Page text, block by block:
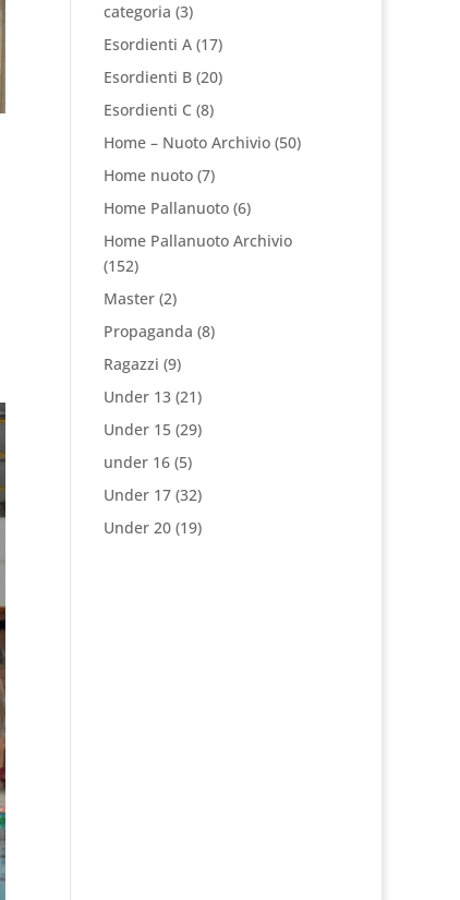
categoria (3)
Esordienti A(17)
Esordienti B(20)
Esordienti C (8)
Home – Nuoto Archivio(50)
Home nuoto(7)
Home Pallanuoto(6)
Home Pallanuoto Archivio
(152)
Master(2)
Propaganda (8)
Ragazzi (9)
Under 13(21)
Under 15(29)
under 16(5)
Under 17(32)
Under 20(19)